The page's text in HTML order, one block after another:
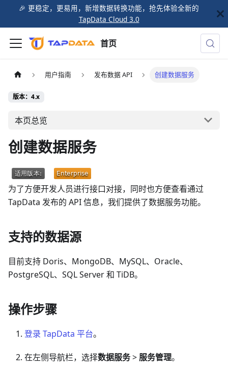
🎉️ 更稳定，更易用，新增数据转换功能，抢先体验全新的
TapData Cloud 3.0
首页
用户指南 发布数据 API 创建数据服务
版本：4.x
本页总览
创建数据服务
为了方便开发人员进行接口对接，同时也方便查看通过
TapData 发布的 API 信息，我们提供了数据服务功能。
支持的数据源
目前支持 Doris、MongoDB、MySQL、Oracle、
PostgreSQL、SQL Server 和 TiDB。
操作步骤
登录 TapData 平台。
在左侧导航栏，选择数据服务> 服务管理。